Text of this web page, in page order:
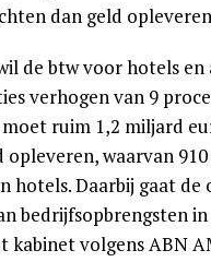
dan geld
de btw voor hotels en
verhogen van 9
ruim 1,2 miljard
opleveren, waarvan
hotels. Daarbij gaat
bedrijfsopbrengsten
kabinet volgens ABN